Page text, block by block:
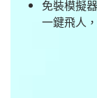
免裝模擬
一鍵飛人